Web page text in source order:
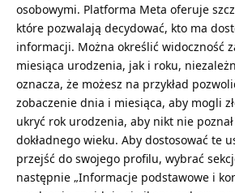
osobowymi. Platforma Meta oferuje
które pozwalają decydować, kto ma
informacji. Można określić widoczność
miesiąca urodzenia, jak i roku,
oznacza, że możesz na przykład
zobaczenie dnia i miesiąca, aby mogli
ukryć rok urodzenia, aby nikt nie
dokładnego wieku. Aby dostosować te
przejść do swojego profilu, wybrać
następnie „Informacje podstawowe i